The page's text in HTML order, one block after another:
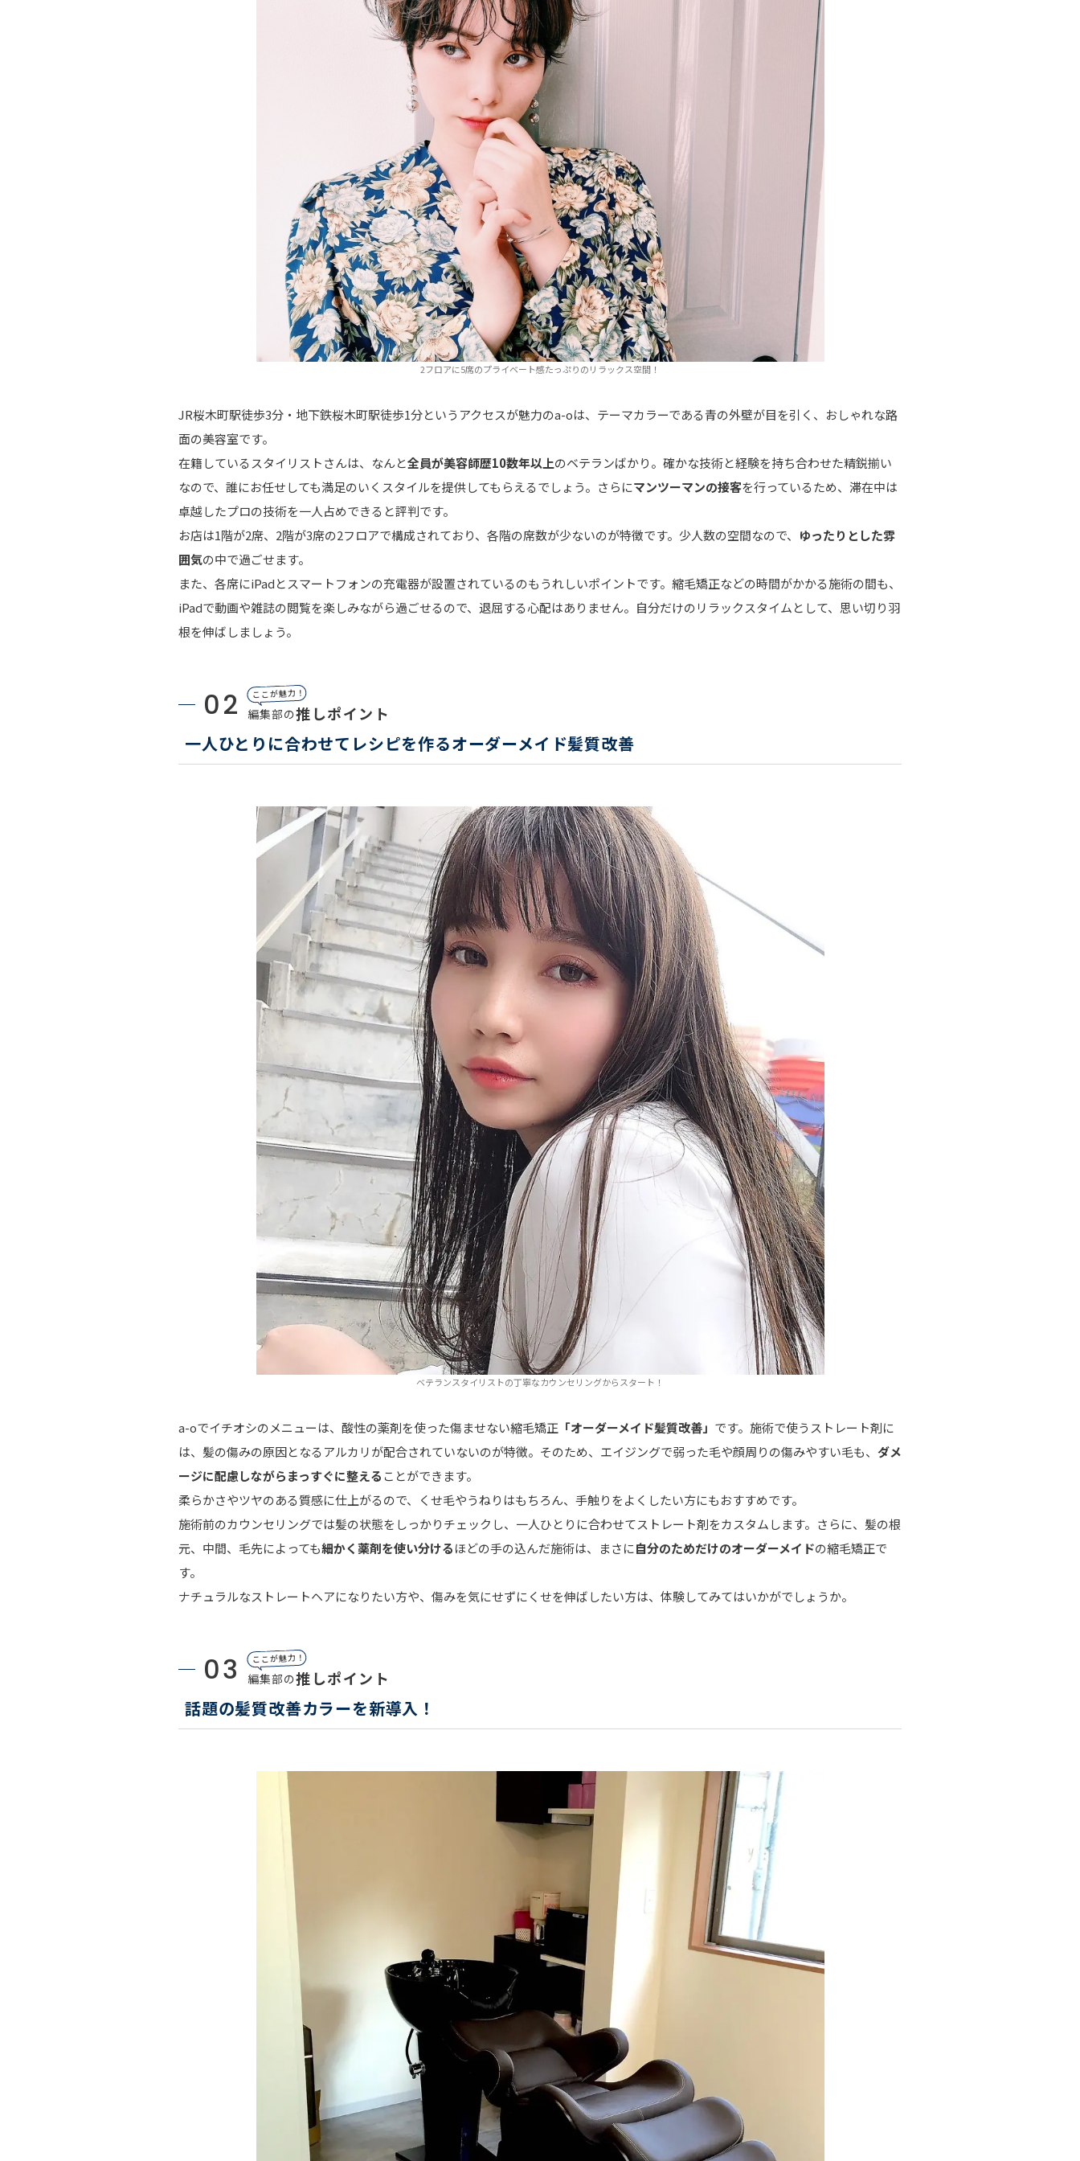
2フロアに5席のプライベート感たっぷりのリラックス空間！
JR桜木町駅徒歩3分・地下鉄桜木町駅徒歩1分というアクセスが魅力のa-oは、テーマカラーである青の外壁が目を引く、おしゃれな路
面の美容室です。
在籍しているスタイリストさんは、なんと全員が美容師歴10数年以上のベテランばかり。確かな技術と経験を持ち合わせた精鋭揃い
なので、誰にお任せしても満足のいくスタイルを提供してもらえるでしょう。さらにマンツーマンの接客を行っているため、滞在中は
卓越したプロの技術を一人占めできると評判です。
お店は1階が2席、2階が3席の2フロアで構成されており、各階の席数が少ないのが特徴です。少人数の空間なので、 ゆったりとした雰
囲気の中で過ごせます。
また、各席にiPadとスマートフォンの充電器が設置されているのもうれしいポイントです。縮毛矯正などの時間がかかる施術の間も、
iPadで動画や雑誌の閲覧を楽しみながら過ごせるので、退屈する心配はありません。自分だけのリラックスタイムとして、思い切り羽
根を伸ばしましょう。
02 ここが魅力！
編集部の推しポイント
一人ひとりに合わせてレシピを作るオーダーメイド髪質改善
ベテランスタイリストの丁寧なカウンセリングからスタート！
a-oでイチオシのメニューは、酸性の薬剤を使った傷ませない縮毛矯正 「オーダーメイド髪質改善」 です。施術で使うストレート剤に
は、髪の傷みの原因となるアルカリが配合されていないのが特徴。そのため、エイジングで弱った毛や顔周りの傷みやすい毛も、 ダメ
ージに配慮しながらまっすぐに整えることができます。
柔らかさやツヤのある質感に仕上がるので、くせ毛やうねりはもちろん、手触りをよくしたい方にもおすすめです。
施術前のカウンセリングでは髪の状態をしっかりチェックし、一人ひとりに合わせてストレート剤をカスタムします。さらに、髪の根
元、中間、毛先によっても細かく薬剤を使い分けるほどの手の込んだ施術は、まさに自分のためだけのオーダーメイドの縮毛矯正で
す。
ナチュラルなストレートヘアになりたい方や、傷みを気にせずにくせを伸ばしたい方は、体験してみてはいかがでしょうか。
03 ここが魅力！
編集部の推しポイント
話題の髪質改善カラーを新導入！